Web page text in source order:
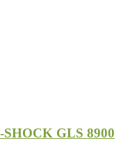
SHOCK GLS 8900